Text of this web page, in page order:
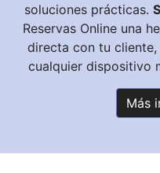
soluciones prácticas.
Reservas Online una
directa con tu
cualquier dispositivo
Más